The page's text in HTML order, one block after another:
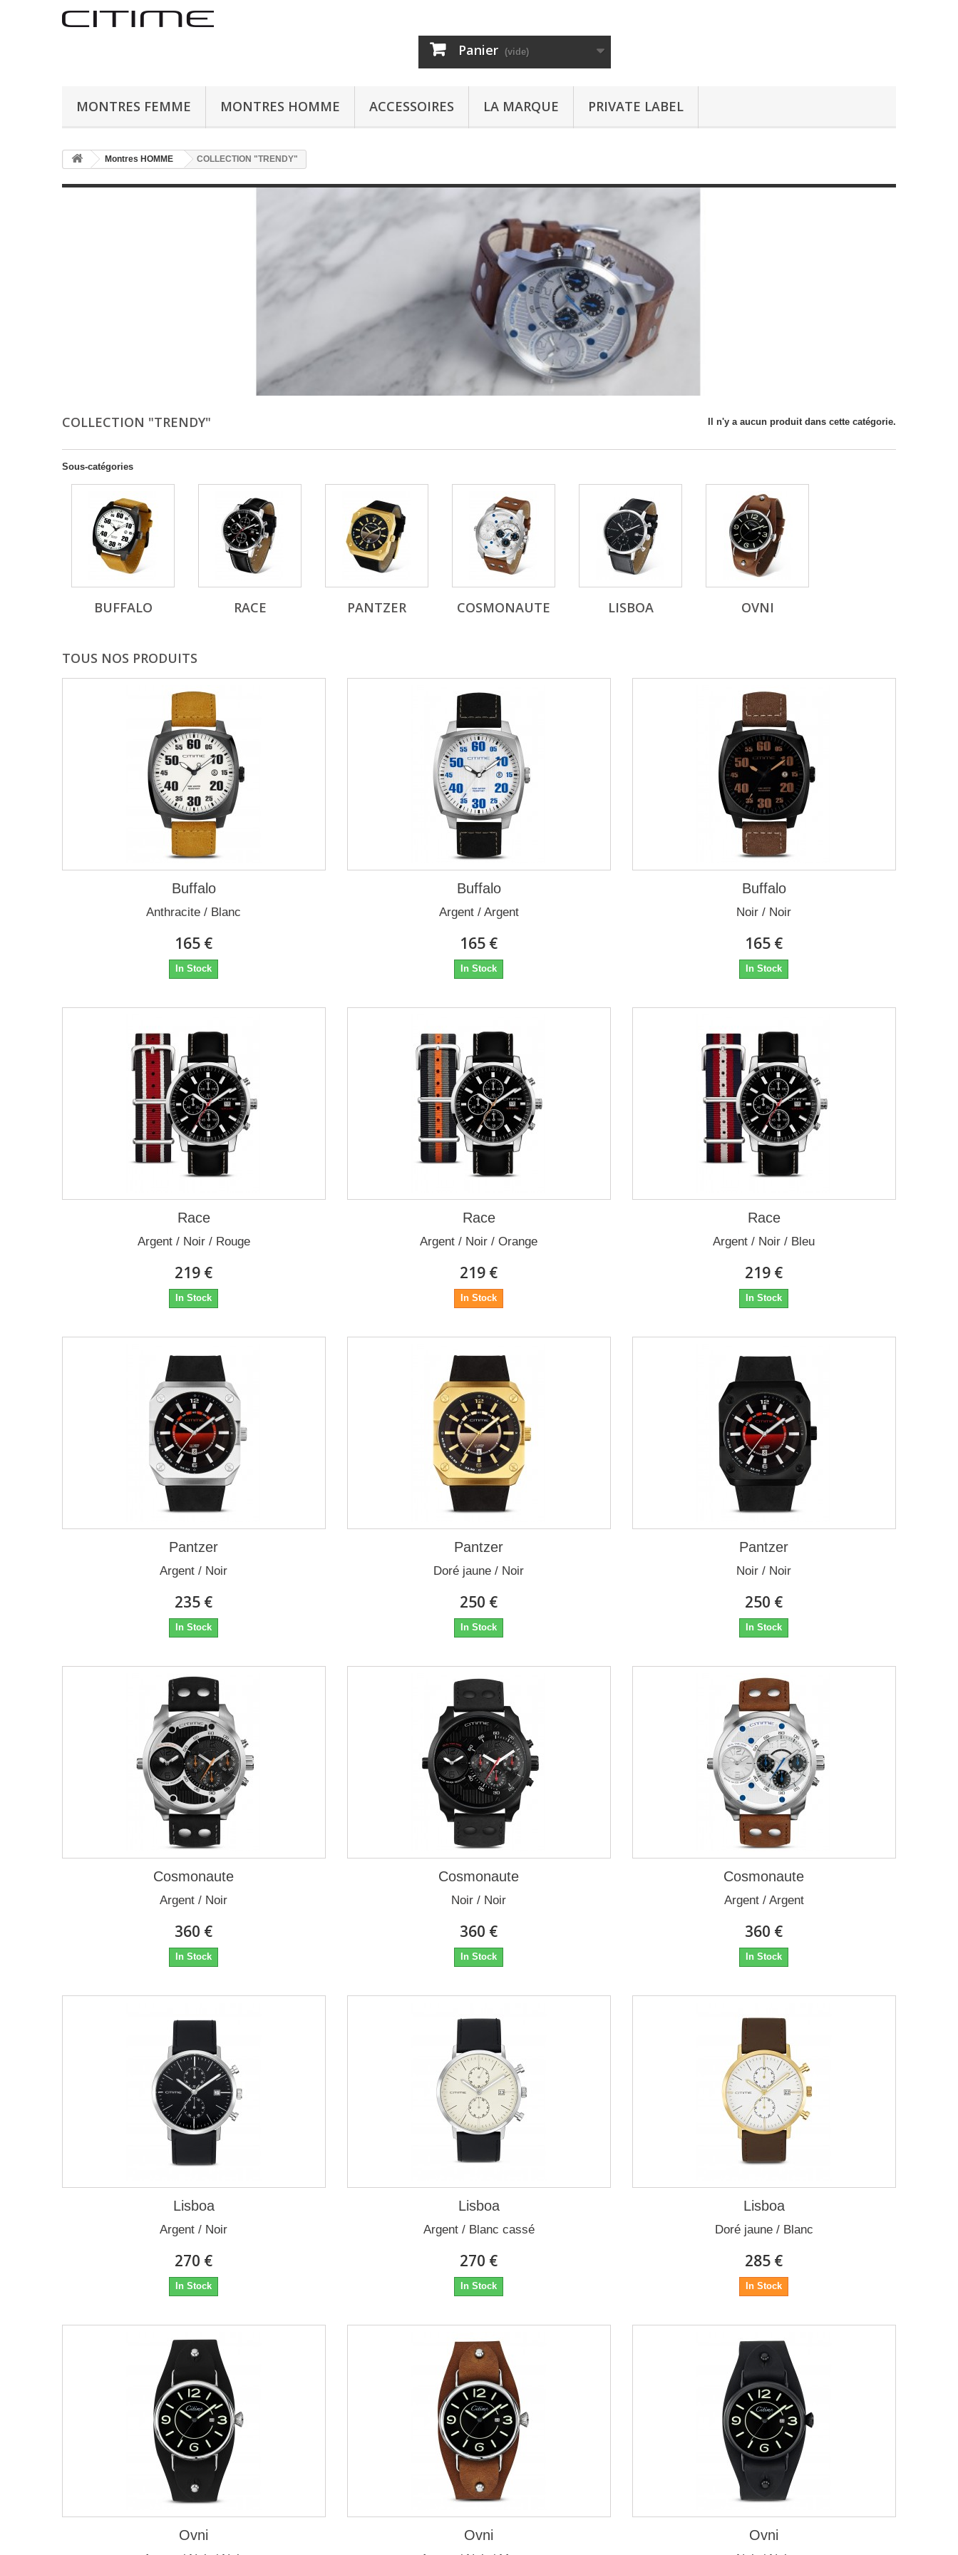
Panier (vide)
MONTRES FEMME MONTRES HOMME ACCESSOIRES LA MARQUE PRIVATE LABEL
Montres HOMME COLLECTION "TRENDY"
COLLECTION "TRENDY" Il n'y a aucun produit dans cette catégorie.
Sous-catégories
BUFFALO RACE PANTZER COSMONAUTE LISBOA OVNI
TOUS NOS PRODUITS
Buffalo
Anthracite / Blanc
165 €
In Stock
Buffalo
Argent / Argent
165 €
In Stock
Buffalo
Noir / Noir
165 €
In Stock
Race
Argent / Noir / Rouge
219 €
In Stock
Race
Argent / Noir / Orange
219 €
In Stock
Race
Argent / Noir / Bleu
219 €
In Stock
Pantzer
Argent / Noir
235 €
In Stock
Pantzer
Doré jaune / Noir
250 €
In Stock
Pantzer
Noir / Noir
250 €
In Stock
Cosmonaute
Argent / Noir
360 €
In Stock
Cosmonaute
Noir / Noir
360 €
In Stock
Cosmonaute
Argent / Argent
360 €
In Stock
Lisboa
Argent / Noir
270 €
In Stock
Lisboa
Argent / Blanc cassé
270 €
In Stock
Lisboa
Doré jaune / Blanc
285 €
In Stock
Ovni Ovni Ovni